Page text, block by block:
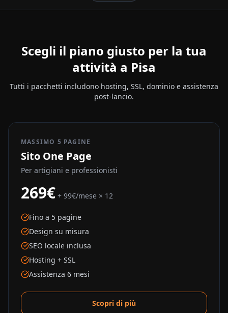
Scegli il piano giusto per la tua
attività a Pisa
Tutti i pacchetti includono hosting, SSL, dominio e assistenza
post-lancio.
MASSIMO 5 PAGINE
Sito One Page
Per artigiani e professionisti
269€ + 99€/mese × 12
Fino a 5 pagine
Design su misura
SEO locale inclusa
Hosting + SSL
Assistenza 6 mesi
Scopri di più